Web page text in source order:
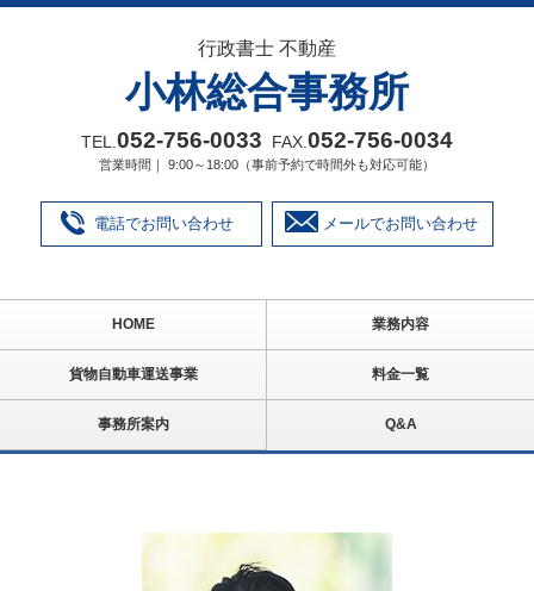
行政書士 不動産
小林総合事務所
TEL. 052‐756‐0033 FAX. 052‐756‐0034
営業時間｜ 9:00～18:00（事前予約で時間外も対応可能）
電話でお問い合わせ メールでお問い合わせ
HOME 業務内容
貨物自動車運送事業 料金一覧
事務所案内 Q&A